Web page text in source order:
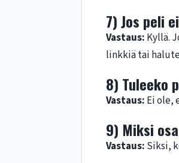
7) Jos peli
Vastaus: Kyllä.
linkkiä tai
8) Tuleeko
Vastaus: Ei ole,
9) Miksi
Vastaus: Siksi,